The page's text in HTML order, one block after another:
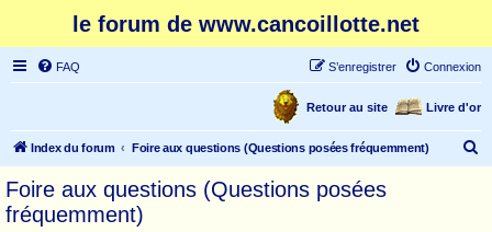
le forum de www.cancoillotte.net
FAQ Connexion
S’enregistrer
Livre d'or
Retour au site
Index du forum Foire aux questions (Questions posées fréquemment)
Foire aux questions (Questions posées
fréquemment)